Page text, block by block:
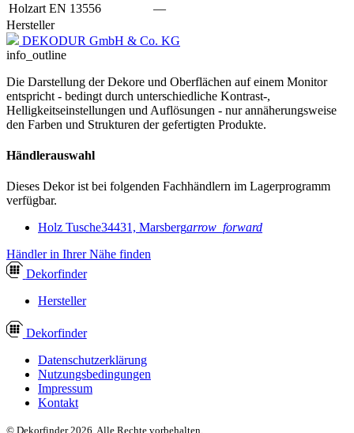
Holzart EN 13556
—
Hersteller
DEKODUR GmbH & Co. KG
info_outline
Die Darstellung der Dekore und Oberflächen auf einem Monitor
entspricht - bedingt durch unterschiedliche Kontrast-,
Helligkeitseinstellungen und Auflösungen - nur annäherungsweise
den Farben und Strukturen der gefertigten Produkte.
Händlerauswahl
Dieses Dekor ist bei folgenden Fachhändlern im Lagerprogramm
verfügbar.
Holz Tusche34431, Marsbergarrow_forward
Händler in Ihrer Nähe finden
Dekorfinder
Hersteller
Dekorfinder
Datenschutzerklärung
Nutzungsbedingungen
Impressum
Kontakt
© Dekorfinder 2026. Alle Rechte vorbehalten.